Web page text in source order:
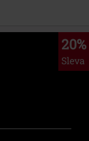
20%
Sleva